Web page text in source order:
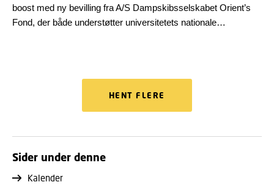
boost med ny bevilling fra A/S Dampskibsselskabet Orient’s
Fond, der både understøtter universitetets nationale
HENT FLERE
Sider under denne
Kalender